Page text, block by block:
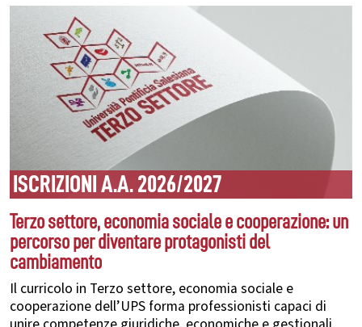
ISCRIZIONI A.A. 2026/2027
Terzo settore, economia sociale e cooperazione: un
percorso per diventare protagonisti del
cambiamento
Il curricolo in Terzo settore, economia sociale e
cooperazione dell’UPS forma professionisti capaci di